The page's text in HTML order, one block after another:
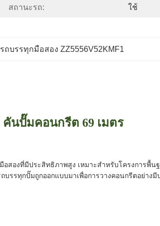
สถานะรถ: ใช้
ถบรรทุกมือสอง ZZ5556V52KMF1
คันปั๊มคอนกรีต 69 เมตร
สองที่มีประสิทธิภาพสูง เหมาะสําหรับโครงการ
รรทุกปั๊มถูกออกแบบมาเพื่อการวางคอนกรีตอย่าง